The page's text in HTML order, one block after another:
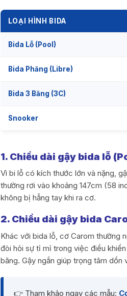
LOẠI HÌNH BIDA
Bida Lỗ (Pool)
Bida Phăng (Libre)
Bida 3 Băng (3C)
Snooker
1. Chiều dài gậy bida lỗ
Vì bi lỗ có kích thước lớn và nặng,
thường rơi vào khoảng 147cm (58
không bị hẫng tay khi ra cơ.
2. Chiều dài gậy bida
Khác với bida lỗ, cơ Carom thường
đòi hỏi sự tỉ mỉ trong việc điều
băng. Gậy ngắn giúp trọng tâm
👉 Tham khảo ngay các mẫu: